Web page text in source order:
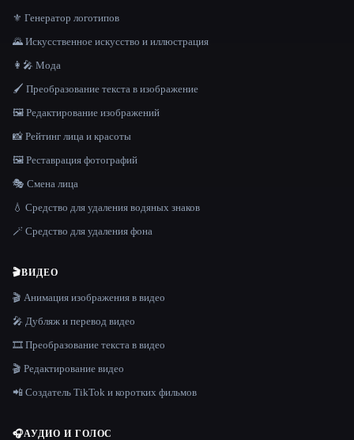
⚜️ Генератор логотипов
🌄 Искусственное искусство и иллюстрация
👩‍🎤 Мода
🖌️ Преобразование текста в изображение
🖼️ Редактирование изображений
📸 Рейтинг лица и красоты
🖼️ Реставрация фотографий
🎭 Смена лица
💧 Средство для удаления водяных знаков
🪄 Средство для удаления фона
🎬ВИДЕО
🎬 Анимация изображения в видео
🎤 Дубляж и перевод видео
🎞️ Преобразование текста в видео
🎬 Редактирование видео
📲 Создатель TikTok и коротких фильмов
🎧АУДИО И ГОЛОС